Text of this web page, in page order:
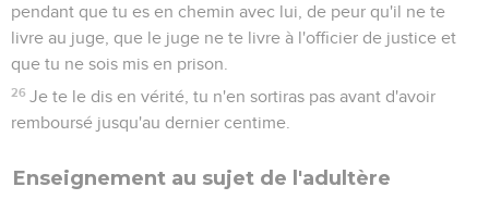
pendant que tu es en chemin avec lui, de peur qu'il ne te
livre au juge, que le juge ne te livre à l'officier de justice et
que tu ne sois mis en prison.
26 Je te le dis en vérité, tu n'en sortiras pas avant d'avoir
remboursé jusqu'au dernier centime.
Enseignement au sujet de l'adultère